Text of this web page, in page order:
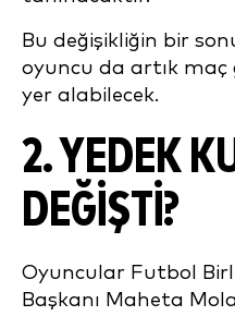
Bu değişikliğin bir
oyuncu da artık maç
yer alabilecek.
2. YEDEK
DEĞIŞTI?
Oyuncular Futbol
Başkanı Maheta